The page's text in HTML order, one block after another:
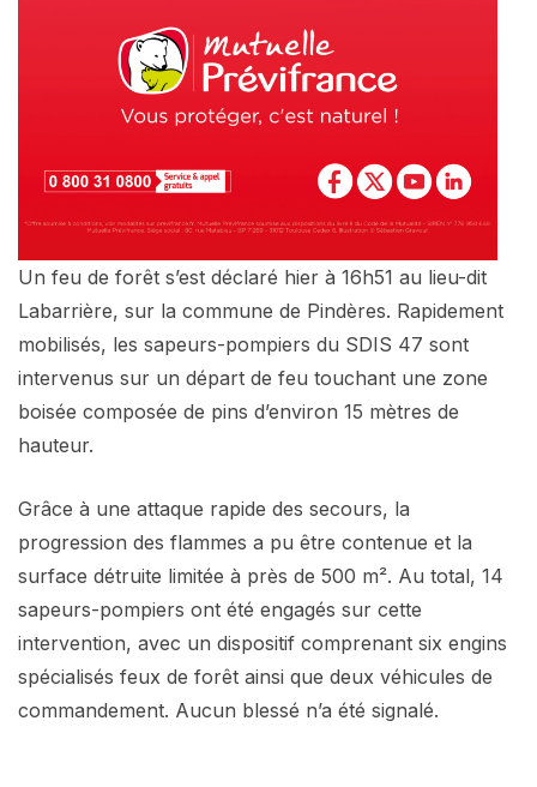
Un feu de forêt s’est déclaré hier à 16h51 au lieu-dit
Labarrière, sur la commune de Pindères. Rapidement
mobilisés, les sapeurs-pompiers du SDIS 47 sont
intervenus sur un départ de feu touchant une zone
boisée composée de pins d’environ 15 mètres de
hauteur.
Grâce à une attaque rapide des secours, la
progression des flammes a pu être contenue et la
surface détruite limitée à près de 500 m². Au total, 14
sapeurs-pompiers ont été engagés sur cette
intervention, avec un dispositif comprenant six engins
spécialisés feux de forêt ainsi que deux véhicules de
commandement. Aucun blessé n’a été signalé.